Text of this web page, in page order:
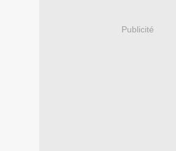
Publicité